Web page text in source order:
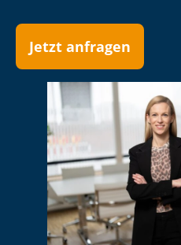
Jetzt anfragen